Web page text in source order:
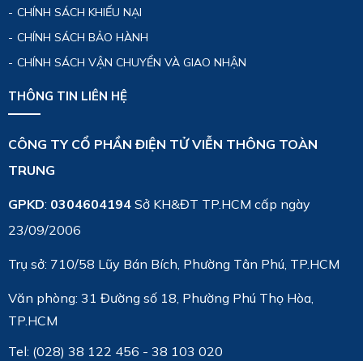
CHÍNH SÁCH KHIẾU NẠI
CHÍNH SÁCH BẢO HÀNH
CHÍNH SÁCH VẬN CHUYỂN VÀ GIAO NHẬN
THÔNG TIN LIÊN HỆ
CÔNG TY CỔ PHẦN ĐIỆN TỬ VIỄN THÔNG TOÀN
TRUNG
GPKD: 0304604194 Sở KH&ĐT TP.HCM cấp ngày
23/09/2006
Trụ sở: 710/58 Lũy Bán Bích, Phường Tân Phú, TP.HCM
Văn phòng: 31 Đường số 18, Phường Phú Thọ Hòa,
TP.HCM
Tel: (028) 38 122 456 - 38 103 020